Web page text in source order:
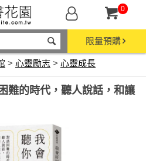
0
限量預購
> 心靈勵志 > 心靈成長
難的時代，聽人說話，和讓